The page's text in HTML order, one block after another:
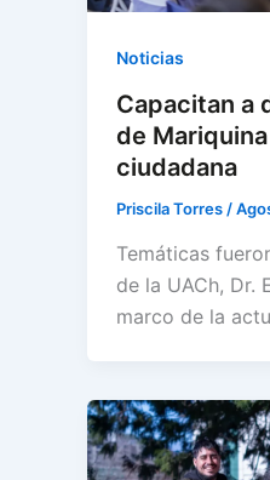
Noticias
Capacitan a
de
ciudadana
Priscila Torres /
Temáticas
de la UACh, Dr.
marco de la